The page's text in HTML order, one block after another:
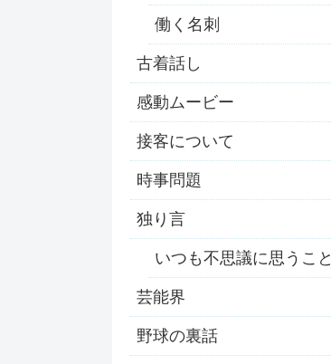
働く名刺
古着話し
感動ムービー
接客について
時事問題
独り言
いつも不思議に思うこと
芸能界
野球の裏話